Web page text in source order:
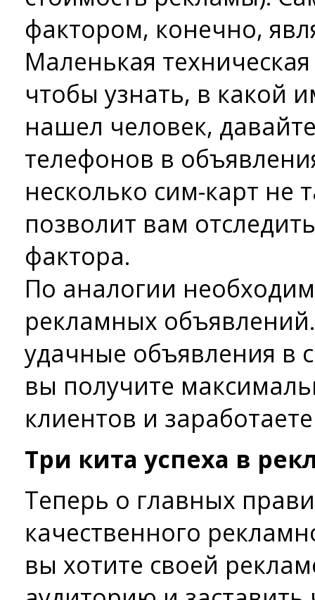
фактором, конечно,
Маленькая
чтобы узнать, в какой
нашел человек,
телефонов в
несколько сим-карт не
позволит вам
фактора.
По аналогии
рекламных
удачные объявления в
вы получите
клиентов и
Три кита успеха в
Теперь о главных
качественного
вы хотите своей